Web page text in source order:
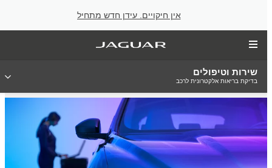
אין חיקויים. עידן חדש מתחיל
שירות וטיפולים
בדיקת בריאות אלקטרונית לרכב